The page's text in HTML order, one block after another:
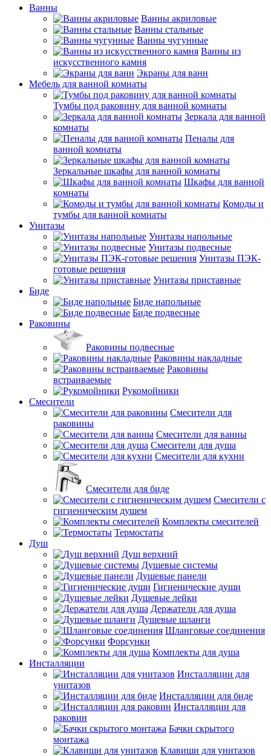
Ванны
Ванны акриловые
Ванны стальные
Ванны чугунные
Ванны из
искусственного камня
Экраны для ванн
Мебель для ванной комнаты
Тумбы под раковину для ванной комнаты
Зеркала для ванной
комнаты
Пеналы для
ванной комнаты
Зеркальные шкафы для ванной комнаты
Шкафы для ванной
комнаты
Комоды и
тумбы для ванной комнаты
Унитазы
Унитазы напольные
Унитазы подвесные
Унитазы ПЭК-
готовые решения
Унитазы приставные
Биде
Биде напольные
Биде подвесные
Раковины
Раковины подвесные
Раковины накладные
Раковины
встраиваемые
Рукомойники
Смесители
Смесители для
раковины
Смесители для ванны
Смесители для душа
Смесители для кухни
Смесители для биде
Смесители с
гигиеническим душем
Комплекты смесителей
Термостаты
Душ
Душ верхний
Душевые системы
Душевые панели
Гигиенические души
Душевые лейки
Держатели для душа
Душевые шланги
Шланговые соединения
Форсунки
Комплекты для душа
Инсталляции
Инсталляции для
унитазов
Инсталляции для биде
Инсталляции для
раковин
Бачки скрытого
монтажа
Клавиши для унитазов